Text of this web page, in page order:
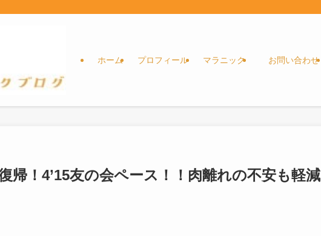
ホーム プロフィール マラニック お問い合わせ
帰！4’15友の会ペース！！肉離れの不安も軽減